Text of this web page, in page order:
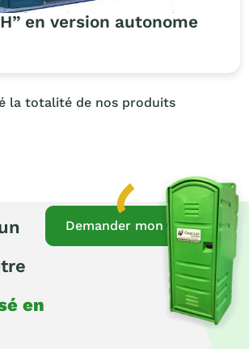
en version autonome
la totalité de nos produits
en
Demander mon devis